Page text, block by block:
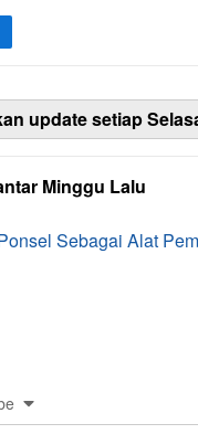
update setiap
Minggu Lalu
Sebagai Alat